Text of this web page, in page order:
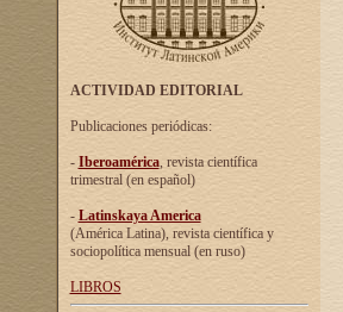
ACTIVIDAD EDITORIAL
Publicaciones periódicas:
- Iberoamérica, revista científica
trimestral (en español)
- Latinskaya America
(América Latina), revista científica y
sociopolítica mensual (en ruso)
LIBROS